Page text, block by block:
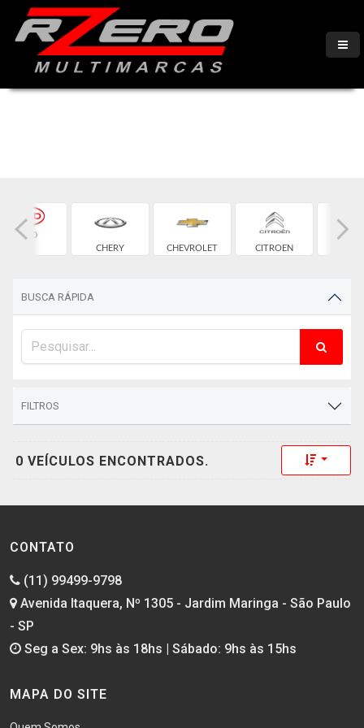
BYD
CHERY
CHEVROLET CITROEN
BUSCA RÁPIDA
FILTROS
0 VEÍCULOS ENCONTRADOS. Toggle
CONTATO
(11) 99499-9798
Avenida Itaquera, Nº 1305 - Jardim Maringa - São Paulo
- SP
Seg a Sex: 9hs às 18hs | Sábado: 9hs às 15hs
MAPA DO SITE